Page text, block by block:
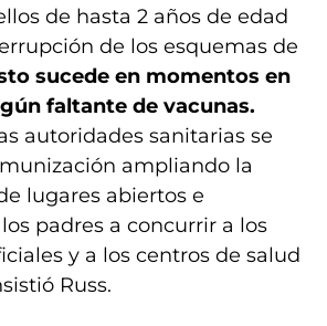
de hasta 2 años de edad
de los esquemas de
sucede en momentos en
faltante de vacunas.
autoridades sanitarias se
ampliando la
lugares abiertos e
padres a concurrir a los
y a los centros de salud
Russ.